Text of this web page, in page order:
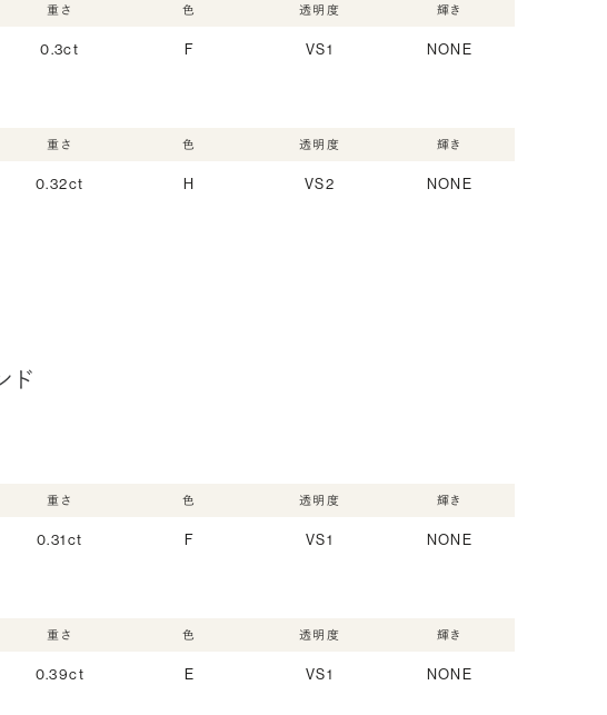
重さ
0.3ct
色
F
透明度
VS1
輝き
NONE
重さ
0.32ct
色
H
透明度
VS2
輝き
NONE
ド
重さ
0.31ct
色
F
透明度
VS1
輝き
NONE
重さ
0.39ct
色
E
透明度
VS1
輝き
NONE